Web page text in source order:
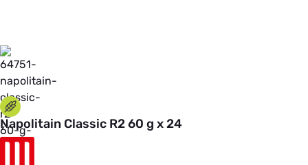
Napolitain Classic R2 60 g x 24